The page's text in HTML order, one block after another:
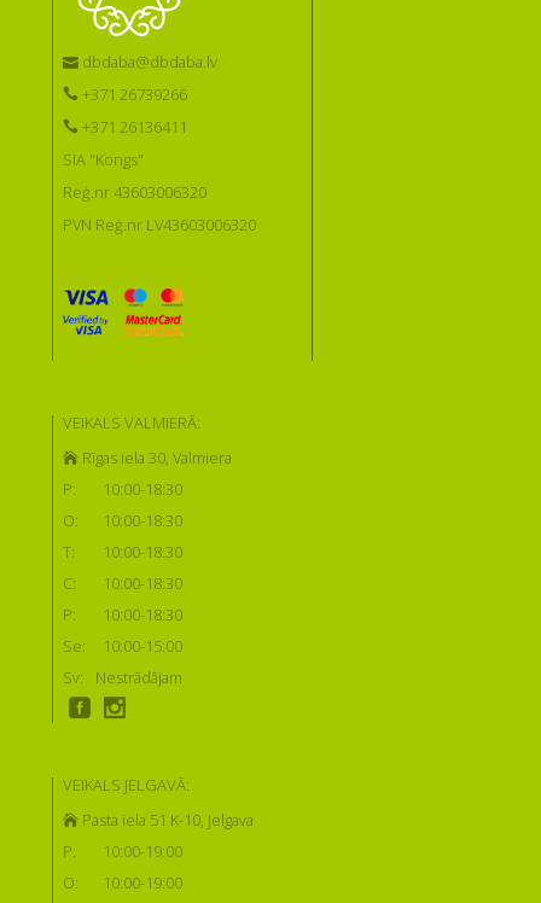
dbdaba@dbdaba.lv
+371 26739266
+371 26136411
SIA "Kongs"
Reģ.nr 43603006320
PVN Reģ.nr LV43603006320
VEIKALS VALMIERĀ:
Rīgas iela 30, Valmiera
P:
10:00-18:30
O:
10:00-18:30
T:
10:00-18:30
C:
10:00-18:30
P:
10:00-18:30
Se:
10:00-15:00
Sv:
Nestrādājam
VEIKALS JELGAVĀ:
Pasta iela 51 K-10, Jelgava
P:
10:00-19:00
O:
10:00-19:00